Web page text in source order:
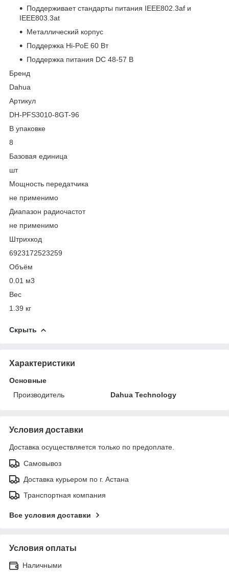
Поддерживает стандарты питания IEEE802.3af и
IEEE803.3at
Металлический корпус
Поддержка Hi-PoE 60 Вт
Поддержка питания DC 48-57 В
Бренд
Dahua
Артикул
DH-PFS3010-8GT-96
В упаковке
8
Базовая единица
шт
Мощность передатчика
не применимо
Диапазон радиочастот
не применимо
Штрихкод
6923172523259
Объём
0.01 м3
Вес
1.39 кг
Скрыть
Характеристики
Основные
Производитель
Dahua Technology
Условия доставки
Доставка осуществляется только по предоплате.
Самовывоз
Доставка курьером по г. Астана
Транспортная компания
Все условия доставки
Условия оплаты
Наличными